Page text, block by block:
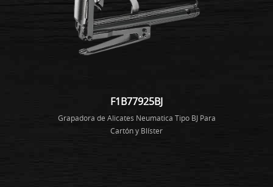
F1B77925BJ
Grapadora de Alicates Neumatica Tipo BJ Para
Cartón y Blíster